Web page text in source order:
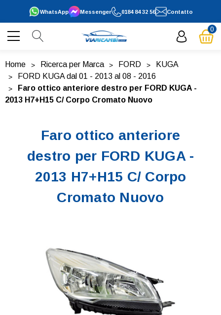
0184 84 32 56
WhatsApp Contatto
Messenger
0
Home Ricerca per Marca FORD
KUGA
FORD KUGA dal 01 - 2013 al 08 - 2016
Faro ottico anteriore destro per FORD KUGA -
2013 H7+H15 C/ Corpo Cromato Nuovo
Faro ottico anteriore
destro per FORD KUGA -
2013 H7+H15 C/ Corpo
Cromato Nuovo